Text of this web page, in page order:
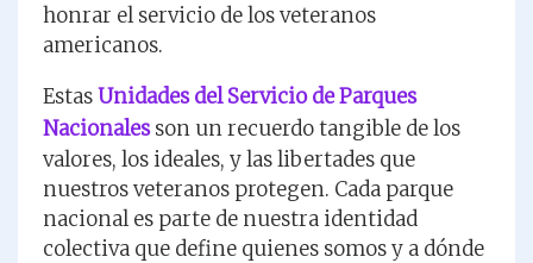
honrar el servicio de los veteranos
americanos.
EstasUnidades del Servicio de Parques
Nacionalesson un recuerdo tangible de los
valores, los ideales, y las libertades que
nuestros veteranos protegen. Cada parque
nacional es parte de nuestra identidad
colectiva que define quienes somos y a dónde